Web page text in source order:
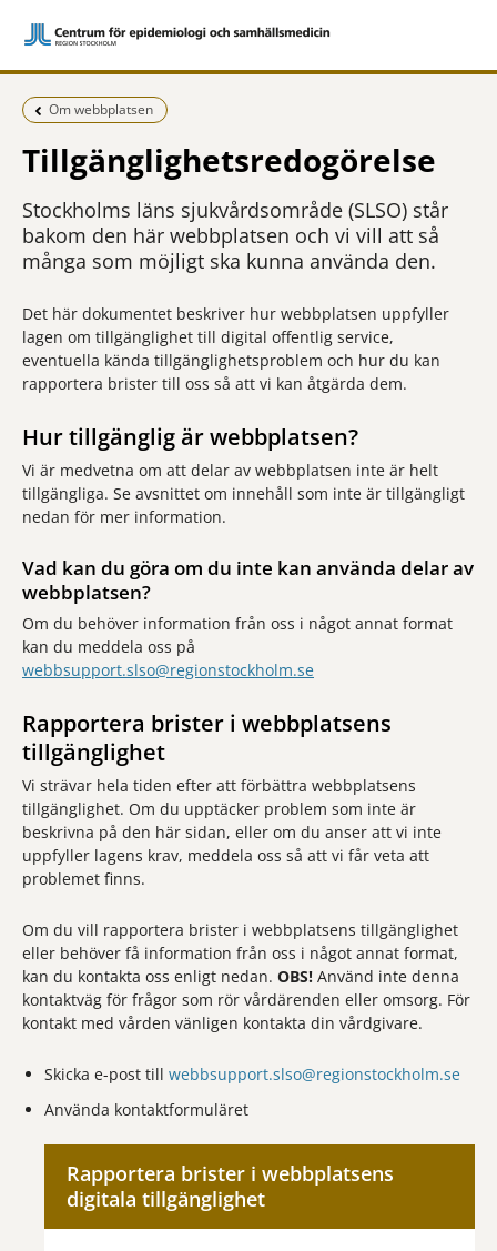
Föregående sida:
Om webbplatsen
Tillgänglighetsredogörelse
Stockholms läns sjukvårdsområde (SLSO) står
bakom den här webbplatsen och vi vill att så
många som möjligt ska kunna använda den.
Det här dokumentet beskriver hur webbplatsen uppfyller
lagen om tillgänglighet till digital offentlig service,
eventuella kända tillgänglighetsproblem och hur du kan
rapportera brister till oss så att vi kan åtgärda dem.
Hur tillgänglig är webbplatsen?
Vi är medvetna om att delar av webbplatsen inte är helt
tillgängliga. Se avsnittet om innehåll som inte är tillgängligt
nedan för mer information.
Vad kan du göra om du inte kan använda delar av
webbplatsen?
Om du behöver information från oss i något annat format
kan du meddela oss på
webbsupport.slso@regionstockholm.se
Rapportera brister i webbplatsens
tillgänglighet
Vi strävar hela tiden efter att förbättra webbplatsens
tillgänglighet. Om du upptäcker problem som inte är
beskrivna på den här sidan, eller om du anser att vi inte
uppfyller lagens krav, meddela oss så att vi får veta att
problemet finns.
Om du vill rapportera brister i webbplatsens tillgänglighet
eller behöver få information från oss i något annat format,
kan du kontakta oss enligt nedan. OBS! Använd inte denna
kontaktväg för frågor som rör vårdärenden eller omsorg. För
kontakt med vården vänligen kontakta din vårdgivare.
Skicka e-post till webbsupport.slso@regionstockholm.se
Använda kontaktformuläret
Rapportera brister i webbplatsens
digitala tillgänglighet